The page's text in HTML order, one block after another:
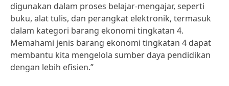
digunakan dalam proses belajar-mengajar, seperti
buku, alat tulis, dan perangkat elektronik, termasuk
dalam kategori barang ekonomi tingkatan 4.
Memahami jenis barang ekonomi tingkatan 4 dapat
membantu kita mengelola sumber daya pendidikan
dengan lebih efisien.”